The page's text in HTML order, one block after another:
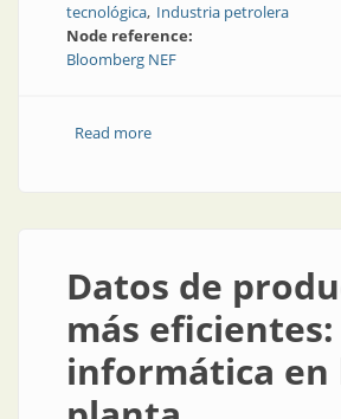
tecnológica Industria petrolera
Node reference:
Bloomberg NEF
Read moreabout ¿Será la
Datos de
más eficientes:
informática en